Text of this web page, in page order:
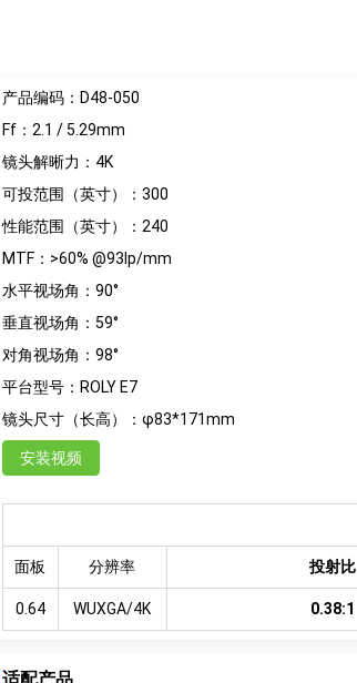
产品编码：D48-050
Ff：2.1 / 5.29mm
镜头解晰力：4K
可投范围（英寸）：300
性能范围（英寸）：240
MTF：>60% @93lp/mm
水平视场角：90°
垂直视场角：59°
对角视场角：98°
平台型号：ROLY E7
镜头尺寸（长高）：φ83*171mm
安装视频
面板 分辨率 投射比
0.64 WUXGA/4K 0.38:1
适配产品